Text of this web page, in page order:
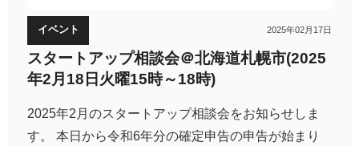
イベント 2025年02月17日
スタートアップ相談会＠北海道札幌市(2025
年2月18日火曜15時～18時)
2025年2月のスタートアップ相談会をお知らせしま
す。 本日から令和6年分の確定申告の申告が始まり